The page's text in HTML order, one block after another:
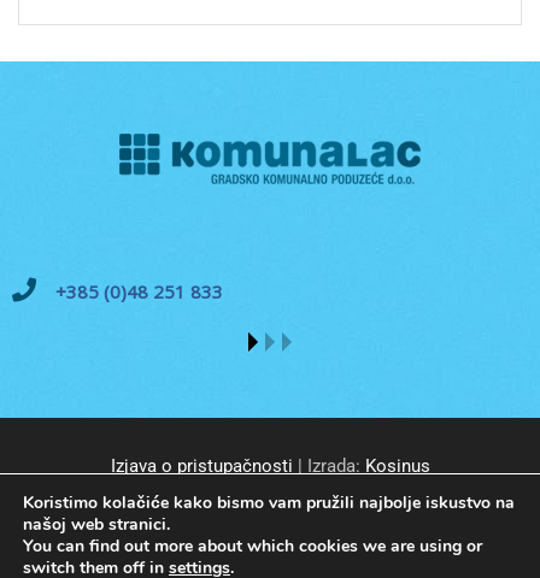
+385 (0)48 251 833
Izjava o pristupačnosti | Izrada: Kosinus
Koristimo kolačiće kako bismo vam pružili najbolje iskustvo na
našoj web stranici.
You can find out more about which cookies we are using or
switch them off in settings.